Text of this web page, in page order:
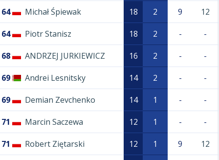
64 Michał Śpiewak 18 2 9 12
64 Piotr Stanisz 18 2 - -
68 ANDRZEJ JURKIEWICZ 16 2 - -
69 Andrei Lesnitsky 14 2 - -
69 Demian Zevchenko 14 1 - -
71 Marcin Saczewa 12 1 - -
71 Robert Ziętarski 12 1 9 12